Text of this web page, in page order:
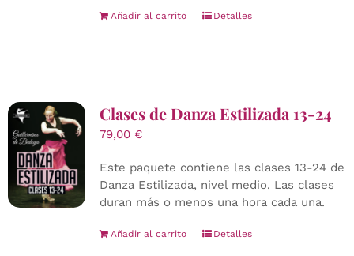
Añadir al carrito Detalles
Clases de Danza Estilizada 13-24
79,00 €
Este paquete contiene las clases 13-24 de
Danza Estilizada, nivel medio. Las clases
duran más o menos una hora cada una.
Añadir al carrito Detalles